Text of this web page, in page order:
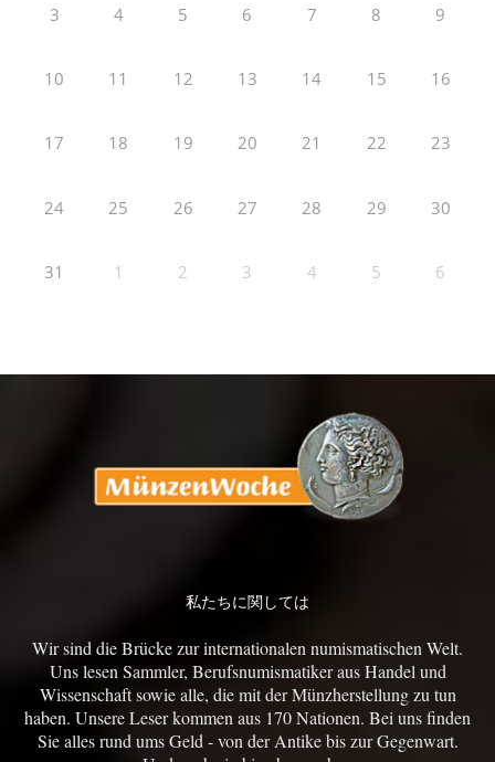
3 4 5 6 7 8 9
10 11 12 13 14 15 16
17 18 19 20 21 22 23
24 25 26 27 28 29 30
31 1 2 3 4 5 6
私たちに関しては
Wir sind die Brücke zur internationalen numismatischen Welt.
Uns lesen Sammler, Berufsnumismatiker aus Handel und
Wissenschaft sowie alle, die mit der Münzherstellung zu tun
haben. Unsere Leser kommen aus 170 Nationen. Bei uns finden
Sie alles rund ums Geld - von der Antike bis zur Gegenwart.